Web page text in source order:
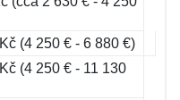
(4 250 € - 6 880 €)
(4 250 € - 11 130